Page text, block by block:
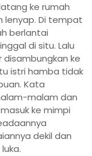
ke rumah
lenyap. Di tempat
berlantai
di situ. Lalu
ke
istri hamba tidak
Kata
malam dan
ke mimpi
dekil dan